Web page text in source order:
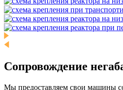
Сопровождение
Мы предоставляем свои машины